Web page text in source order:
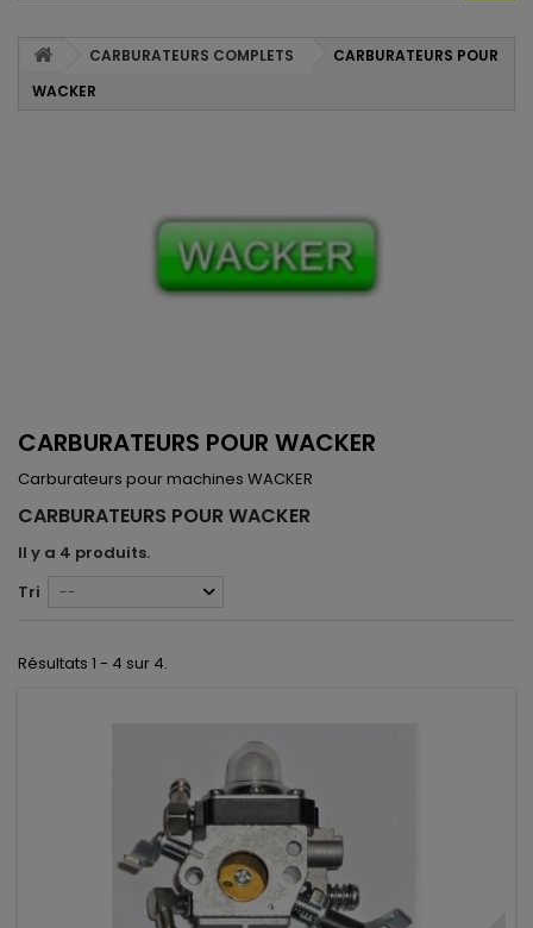
CARBURATEURS COMPLETS
CARBURATEURS POUR
WACKER
CARBURATEURS POUR WACKER
Carburateurs pour machines WACKER
CARBURATEURS POUR WACKER
Il y a 4 produits.
Tri
--
Résultats 1 - 4 sur 4.